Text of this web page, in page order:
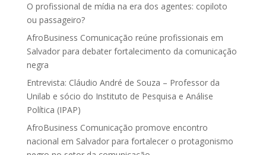
O profissional de mídia na era dos agentes: copiloto
ou passageiro?
AfroBusiness Comunicação reúne profissionais em
Salvador para debater fortalecimento da comunicação
negra
Entrevista: Cláudio André de Souza – Professor da
Unilab e sócio do Instituto de Pesquisa e Análise
Política (IPAP)
AfroBusiness Comunicação promove encontro
nacional em Salvador para fortalecer o protagonismo